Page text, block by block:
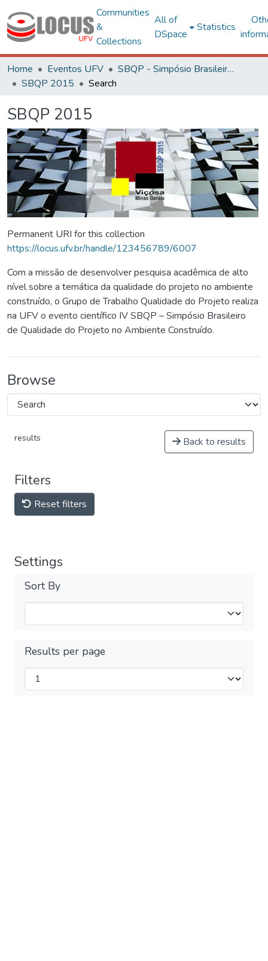
Communities
&
Collections
All of
DSpace
Statistics
Home Eventos UFV
SBQP - Simpósio Brasileiro de Qualidade do Projeto no Ambiente Construído
SBQP 2015
Search
SBQP 2015
Permanent URI for this collection
https://locus.ufv.br/handle/123456789/6007
Com a missão de desenvolver pesquisa acadêmica de alto
nível sobre a temática da qualidade do projeto no ambiente
construído, o Grupo de Trabalho Qualidade do Projeto realiza
na UFV o evento científico IV SBQP – Simpósio Brasileiro
de Qualidade do Projeto no Ambiente Construído.
Browse
results Back to results
Filters
Reset filters
Settings
Sort By
Results per page